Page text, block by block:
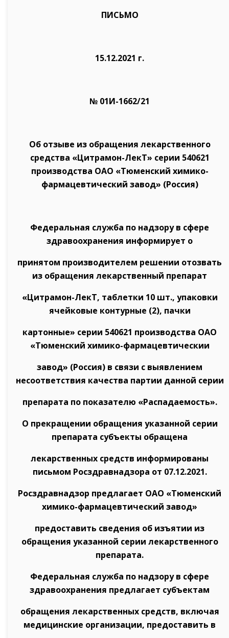
ПИСЬМО
15.12.2021 г.
№ 01И-1662/21
Об отзыве из обращения лекарственного
средства «Цитрамон-ЛекТ» серии 540621
производства ОАО «Тюменский химико­
фармацевтический завод» (Россия)
Федеральная служба по надзору в сфере
здравоохранения информирует о
принятом производителем решении отозвать
из обращения лекарственный препарат
«Цитрамон-ЛекТ, таблетки 10 шт., упаковки
ячейковые контурные (2), пачки
картонные» серии 540621 производства ОАО
«Тюменский химико-фармацевтическии
завод» (Россия) в связи с выявлением
несоответствия качества партии данной серии
препарата по показателю «Распадаемость».
О прекращении обращения указанной серии
препарата субъекты обращена
лекарственных средств информированы
письмом Росздравнадзора от 07.12.2021.
Росздравнадзор предлагает ОАО «Тюменский
химико-фармацевтический завод»
предоставить сведения об изъятии из
обращения указанной серии лекарственного
препарата.
Федеральная служба по надзору в сфере
здравоохранения предлагает субъектам
обращения лекарственных средств, включая
медицинские организации, предоставить в